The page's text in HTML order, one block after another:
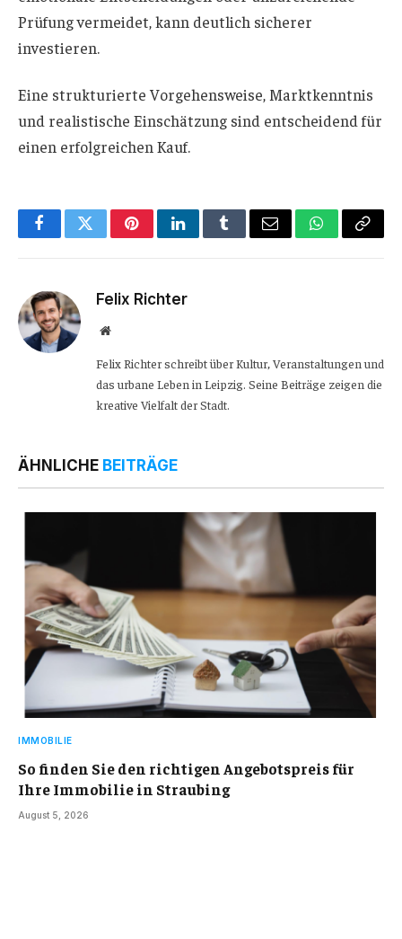
Prüfung vermeidet, kann deutlich sicherer
investieren.
Eine strukturierte Vorgehensweise, Marktkenntnis
und realistische Einschätzung sind entscheidend für
einen erfolgreichen Kauf.
FacebookTwitterPinterestLinkedInTumblrEmail WhatsApp
Copy
Felix Richter
Website
Felix Richter schreibt über Kultur, Veranstaltungen und
das urbane Leben in Leipzig. Seine Beiträge zeigen die
kreative Vielfalt der Stadt.
ÄHNLICHE BEITRÄGE
IMMOBILIE
So finden Sie den richtigen Angebotspreis für
Ihre Immobilie in Straubing
August 5, 2026